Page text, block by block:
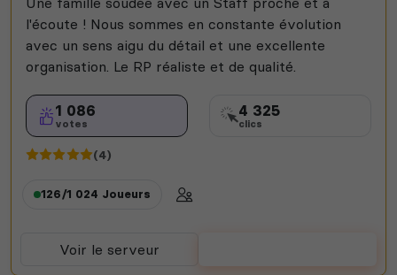
l'écoute ! Nous sommes en constante évolution
avec un sens aigu du détail et une excellente
organisation. Le RP réaliste et de qualité.
1 086
votes
4 325
clics
(4)
126/1 024 Joueurs
Voir le serveur